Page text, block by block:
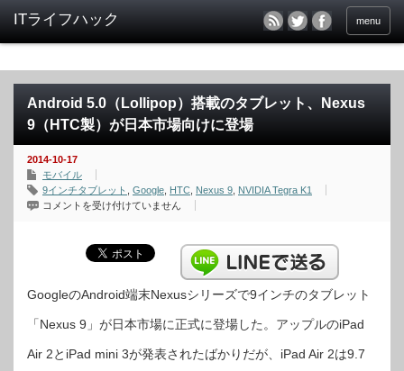
menu
Android 5.0（Lollipop）搭載のタブレット、Nexus
9（HTC製）が日本市場向けに登場
2014-10-17
モバイル
9インチタブレット
Google HTC Nexus 9 NVIDIA Tegra K1
Android
ッ
ト、
9（HTC
日
コメントを受け付けていません
GoogleのAndroid端末Nexusシリーズで9インチのタブレット
「Nexus 9」が日本市場に正式に登場した。アップルのiPad
Air 2とiPad mini 3が発表されたばかりだが、iPad Air 2は9.7